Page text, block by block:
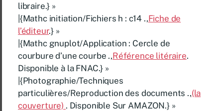
libraire.} »
|{Mathc initiation/Fichiers h : c14 .,Fiche de
l’éditeur.} »
|{Mathc gnuplot/Application : Cercle de
courbure d’une courbe .,Référence litéraire.
Disponible à la FNAC.} »
|{Photographie/Techniques
particulières/Reproduction des documents .,(la
couverture) . Disponible Sur AMAZON.} »